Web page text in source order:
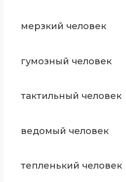
мерзкий человек
гумозный человек
тактильный человек
ведомый человек
тепленький человек